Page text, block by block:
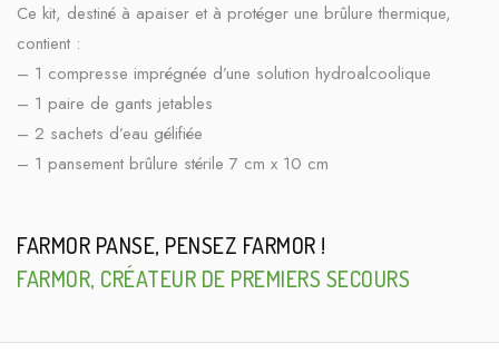
Ce kit, destiné à apaiser et à protéger une brûlure thermique,
contient :
– 1 compresse imprégnée d’une solution hydroalcoolique
– 1 paire de gants jetables
– 2 sachets d’eau gélifiée
– 1 pansement brûlure stérile 7 cm x 10 cm
FARMOR PANSE, PENSEZ FARMOR !
FARMOR, CRÉATEUR DE PREMIERS SECOURS